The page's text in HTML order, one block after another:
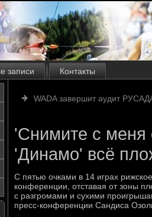
записи Контакты
WADA завершит аудит
'Снимите с меня
'Динамо' всё
С пятью очками в 14 играх
конференции, отставая от зоны
с разгромами и сухими
пресс-конференции Сандиса